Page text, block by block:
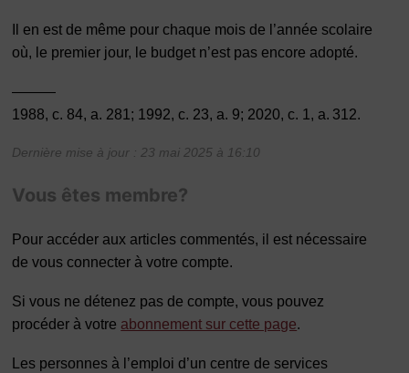
Il en est de même pour chaque mois de l’année scolaire
où, le premier jour, le budget n’est pas encore adopté.
———
1988, c. 84, a. 281; 1992, c. 23, a. 9; 2020, c. 1, a. 312.
Dernière mise à jour : 23 mai 2025 à 16:10
Vous êtes membre?
Pour accéder aux articles commentés, il est nécessaire
de vous connecter à votre compte.
Si vous ne détenez pas de compte, vous pouvez
procéder à votre abonnement sur cette page.
Les personnes à l’emploi d’un centre de services